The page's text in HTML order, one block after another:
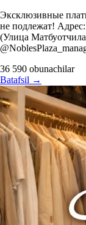
Эксклюзивные
не подлежат!
(Улица
36 590 obunachilar
Batafsil →